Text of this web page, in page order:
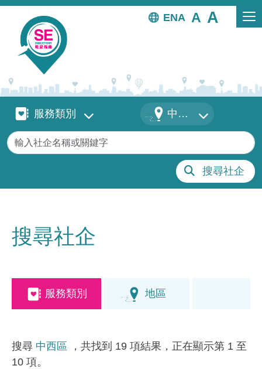
移至主內容
EN
服務類別服務類別 地區 中西區
關鍵字
搜尋社企
搜尋社企
服務類別 地區
搜尋 中西區
，共找到 19 項結果，正在顯示第 1 至
10 項。